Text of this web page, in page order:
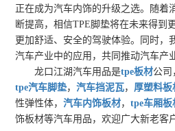
正在成为汽车内饰的升级之选。随着
断提高，相信TPE脚垫将在未来得到
更加舒适、安全的驾驶体验。同时，
汽车产业中的应用，共同推动汽车产
龙口江湖汽车用品是tpe板材公司
tpe汽车脚垫，汽车挡泥瓦， 厚塑料板
性弹性体，汽车内饰板材，tpe车厢板
饰板材等汽车用品，欢迎广大新老客